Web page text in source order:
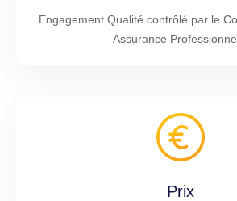
Engagement Qualité contrôlé par le
Assurance
Prix